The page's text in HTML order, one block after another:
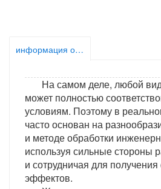
информация о продукте
На самом деле, любой
может полностью
условиям. Поэтому в
часто основан на
и методе обработки
используя сильные стороны
и сотрудничая для получения
эффектов.